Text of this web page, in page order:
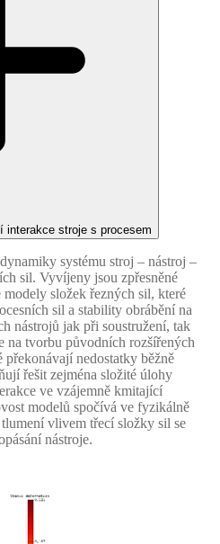
interakce stroje s procesem
systému stroj – nástroj –
sil. Vyvíjeny jsou zpřesněné
složek řezných sil, které
sil a stability obrábění na
nástrojů jak při soustružení, tak
na tvorbu původních rozšířených
nedostatky běžně
řešit zejména složité úlohy
ve vzájemně kmitající
modelů spočívá ve fyzikálně
vlivem třecí složky sil se
nástroje.